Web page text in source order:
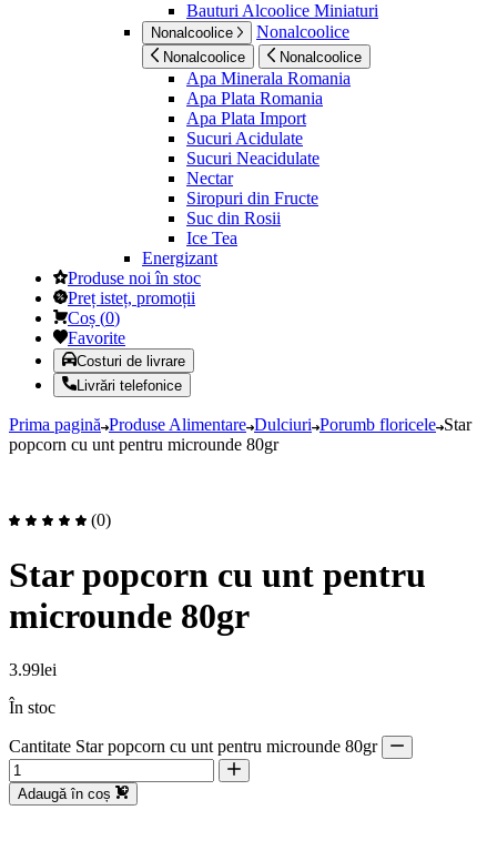
Bauturi Alcoolice Miniaturi
Nonalcoolice Nonalcoolice
Nonalcoolice Nonalcoolice
Apa Minerala Romania
Apa Plata Romania
Apa Plata Import
Sucuri Acidulate
Sucuri Neacidulate
Nectar
Siropuri din Fructe
Suc din Rosii
Ice Tea
Energizant
Produse noi în stoc
Preț isteț, promoții
Coș (0)
Favorite
Costuri de livrare
Livrări telefonice
Prima pagină Produse Alimentare Dulciuri Porumb floricele Star
popcorn cu unt pentru microunde 80gr
(0)
Star popcorn cu unt pentru
microunde 80gr
3.99lei
În stoc
Cantitate Star popcorn cu unt pentru microunde 80gr
Adaugă în coș